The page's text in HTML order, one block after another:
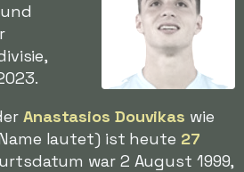
Anastasios Douvikas wie
lautet) ist heute 27
war 2 August 1999,